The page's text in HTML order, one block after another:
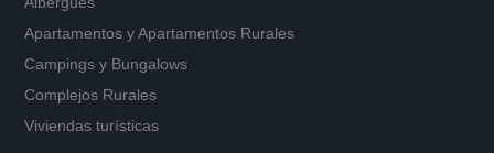
Apartamentos yApartamentos Rurales
Campings y Bungalows
Complejos Rurales
Viviendas turísticas